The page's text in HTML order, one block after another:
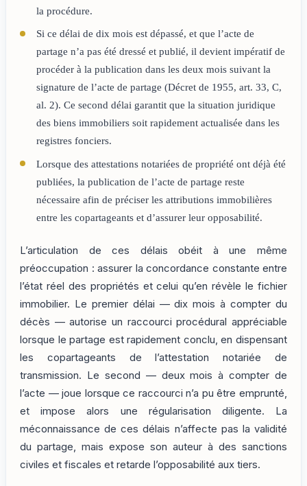
la procédure.
Si ce délai de dix mois est dépassé, et que l’acte de
partage n’a pas été dressé et publié, il devient impératif de
procéder à la publication dans les deux mois suivant la
signature de l’acte de partage (Décret de 1955, art. 33, C,
al. 2). Ce second délai garantit que la situation juridique
des biens immobiliers soit rapidement actualisée dans les
registres fonciers.
Lorsque des attestations notariées de propriété ont déjà été
publiées, la publication de l’acte de partage reste
nécessaire afin de préciser les attributions immobilières
entre les copartageants et d’assurer leur opposabilité.
L’articulation de ces délais obéit à une même
préoccupation : assurer la concordance constante entre
l’état réel des propriétés et celui qu’en révèle le fichier
immobilier. Le premier délai — dix mois à compter du
décès — autorise un raccourci procédural appréciable
lorsque le partage est rapidement conclu, en dispensant
les copartageants de l’attestation notariée de
transmission. Le second — deux mois à compter de
l’acte — joue lorsque ce raccourci n’a pu être emprunté,
et impose alors une régularisation diligente. La
méconnaissance de ces délais n’affecte pas la validité
du partage, mais expose son auteur à des sanctions
civiles et fiscales et retarde l’opposabilité aux tiers.